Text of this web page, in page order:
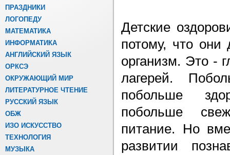
ПРАЗДНИКИ
ЛОГОПЕДУ
МАТЕМАТИКА
ИНФОРМАТИКА
АНГЛИЙСКИЙ ЯЗЫК
ОРКСЭ
ОКРУЖАЮЩИЙ МИР
ЛИТЕРАТУРНОЕ ЧТЕНИЕ
РУССКИЙ ЯЗЫК
ОБЖ
ИЗО ИСКУССТВО
ТЕХНОЛОГИЯ
МУЗЫКА
Детские
потому, что они
организм. Это -
лагерей.
побольше
побольше
питание. Но
развитии